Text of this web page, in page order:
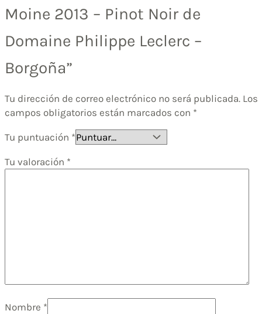
Moine 2013 – Pinot Noir de
Domaine Philippe Leclerc –
Borgoña”
Tu dirección de correo electrónico no será publicada. Los
campos obligatorios están marcados con *
Tu puntuación *
Tu valoración *
Nombre *